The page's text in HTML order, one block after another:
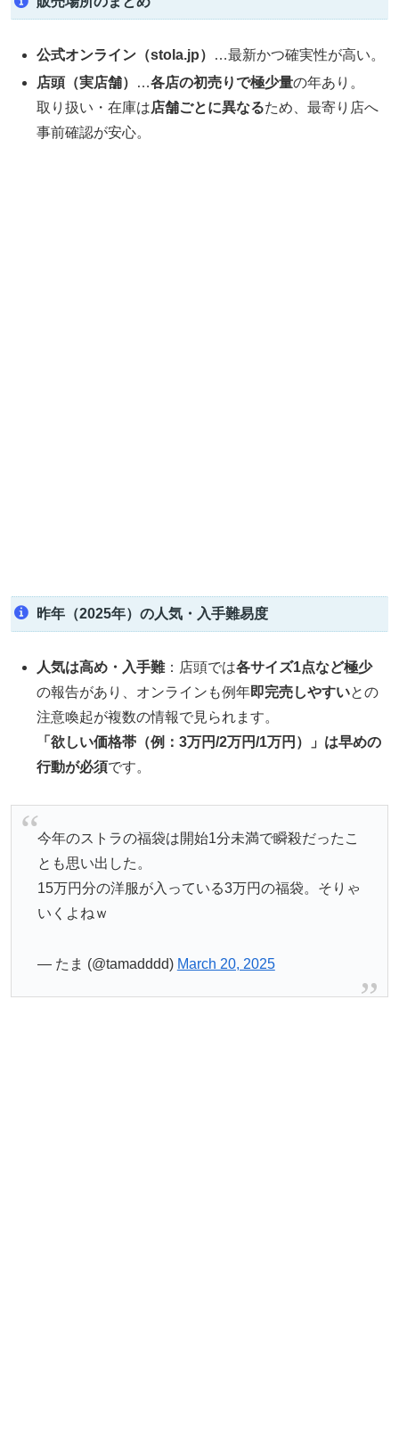
公式オンライン（stola.jp）
…最新かつ確実性が高い。
店頭（実店舗）
…各店の初売りで極少量の年あり。
取り扱い・在庫は店舗ごとに異なるため、最寄り店へ
事前確認が安心。
昨年（2025年）の人気・入手難易度
人気は高め・入手難：店頭では各サイズ1点など極少
の報告があり、オンラインも例年即完売しやすいとの
注意喚起が複数の情報で見られます。
「欲しい価格帯（例：3万円/2万円/1万円）」は早めの
行動が必須です。
今年のストラの福袋は開始1分未満で瞬殺だったこ
とも思い出した。
15万円分の洋服が入っている3万円の福袋。そりゃ
いくよねｗ
— たま (@tamadddd) March 20, 2025